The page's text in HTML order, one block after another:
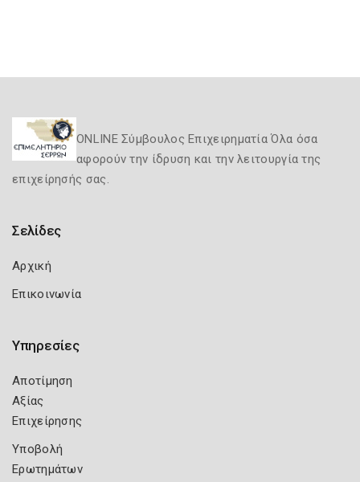
ONLINE Σύμβουλος Επιχειρηματία Όλα όσα
αφορούν την ίδρυση και την λειτουργία της
επιχείρησής σας.
Σελίδες
Αρχική
Επικοινωνία
Υπηρεσίες
Αποτίμηση
Αξίας
Επιχείρησης
Υποβολή
Ερωτημάτων